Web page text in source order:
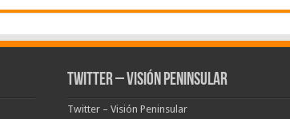
Twitter – Visión Peninsular
Twitter – Visión Peninsular